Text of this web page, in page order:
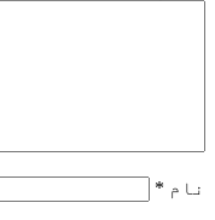
نام *